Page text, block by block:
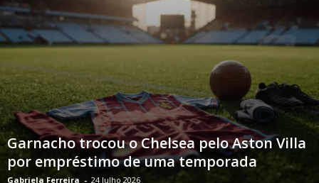
Garnacho trocou o Chelsea pelo Aston Villa
por empréstimo de uma temporada
Gabriela Ferreira - 24 Julho 2026